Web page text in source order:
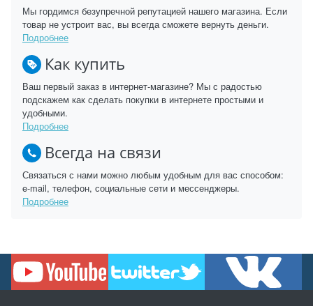
Мы гордимся безупречной репутацией нашего магазина. Если
товар не устроит вас, вы всегда сможете вернуть деньги.
Подробнее
Как купить
Ваш первый заказ в интернет-магазине? Мы с радостью
подскажем как сделать покупки в интернете простыми и
удобными.
Подробнее
Всегда на связи
Связаться с нами можно любым удобным для вас способом:
e-mail, телефон, социальные сети и мессенджеры.
Подробнее